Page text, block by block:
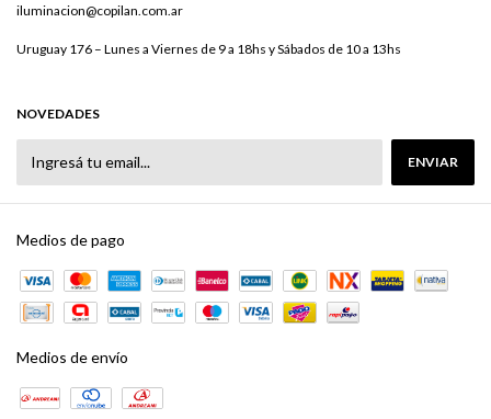
iluminacion@copilan.com.ar
Uruguay 176 – Lunes a Viernes de 9 a 18hs y Sábados de 10 a 13hs
NOVEDADES
Medios de pago
Medios de envío